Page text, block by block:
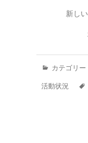
新し
カテゴリー
活動状況